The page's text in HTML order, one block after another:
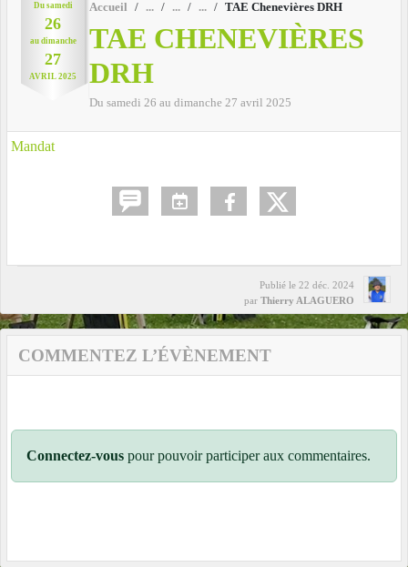
Du samedi
26
au dimanche
27
AVRIL 2025
Accueil TAE Chenevières DRH
TAE CHENEVIÈRES
DRH
Du samedi 26 au dimanche 27 avril 2025
Mandat
Publié le 22 déc. 2024
par Thierry ALAGUERO
COMMENTEZ L’ÉVÈNEMENT
Connectez-vous pour pouvoir participer aux commentaires.